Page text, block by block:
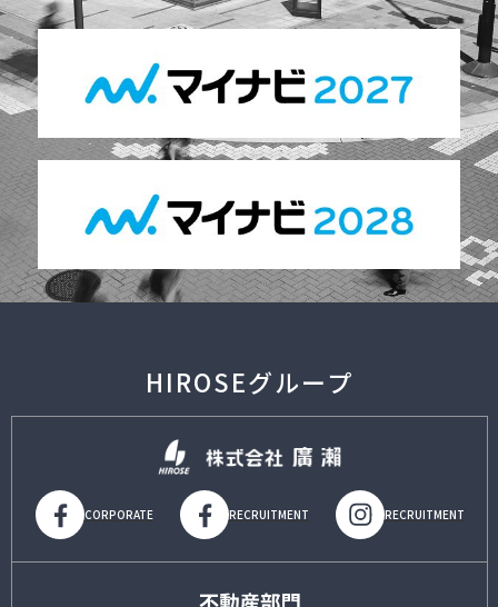
HIROSEグループ
CORPORATE RECRUITMENT RECRUITMENT